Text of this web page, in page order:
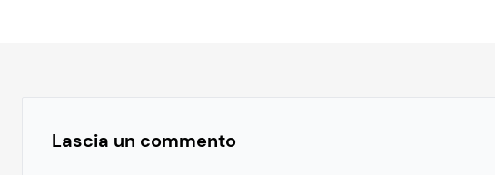
Lascia un commento